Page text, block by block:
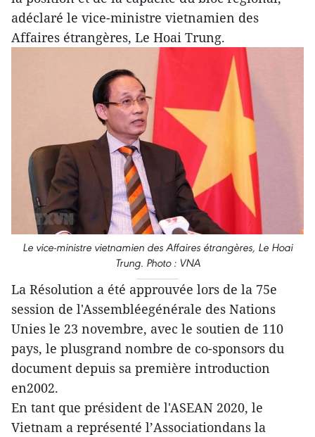
adéclaré le vice-ministre vietnamien des
Affaires étrangères, Le Hoai Trung.
Le vice-ministre vietnamien des Affaires étrangères, Le Hoai
Trung. Photo : VNA
La Résolution a été approuvée lors de la 75e
session de l'Assembléegénérale des Nations
Unies le 23 novembre, avec le soutien de 110
pays, le plusgrand nombre de co-sponsors du
document depuis sa première introduction
en2002.
En tant que président de l'ASEAN 2020, le
Vietnam a représenté l’Associationdans la